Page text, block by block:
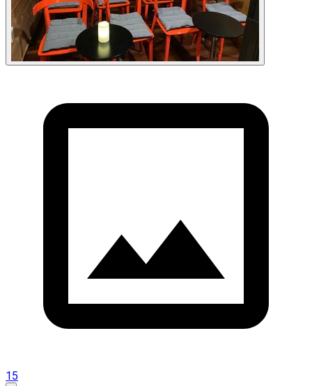
15